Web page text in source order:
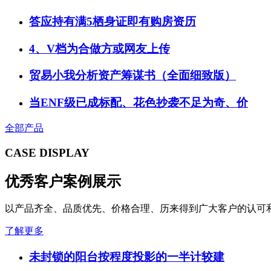
答应持有满5栖身证即有购房资历
4、V档为合做方或网友上传
贸易小我分析资产筹谋书（全面细致版）
当ENF级已成标配、花色抄袭不足为奇、价
全部产品
CASE DISPLAY
优秀客户案例展示
以产品齐全、品质优先、价格合理、历来得到广大客户的认可
了解更多
未封锁的阳台按程度投影的一半计较建